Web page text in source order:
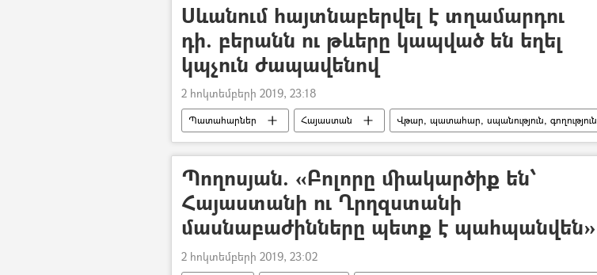
Սևանում հայտնաբերվել է տղամարդու
դի. բերանն ու թևերը կապված են եղել
կպչուն ժապավենով
2 հոկտեմբերի 2019, 23:18
Պատահարներ Հայաստան Վթար, պատահար, սպանություն, գողություն
Պողոսյան. «Բոլորը միակարծիք են՝
Հայաստանի ու Ղրղզստանի
մասնաբաժինները պետք է պահպանվեն»
2 հոկտեմբերի 2019, 23:02